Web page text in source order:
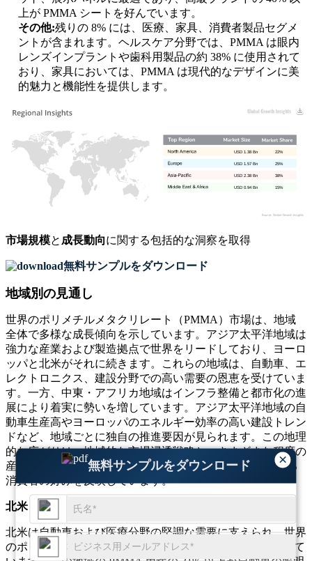
×
無料サンプルをダウンロード
上が PMMA シートを好んでいます。
その他:残りの 8% には、医療、家具、消費者製品セグメ
ントが含まれます。ヘルスケア分野では、PMMA は眼内
レンズインプラントや歯科用製品の約 38% に使用されて
おり、家具においては、PMMA は現代的なデザインに美
的魅力と機能性を提供します。
15%
USD 0.94 Bn
38%
USD 2.38 Bn
25%
USD 1.57 Bn
22%
USD 1.38 Bn
市場規模と 成長動向に関する包括的な洞察を取得
無料サンプルをダウンロード
地域別の見通し
世界のポリメチルメタクリレート（PMMA）市場は、地域
全体で多様な成長傾向を示しています。アジア太平洋地域は
強力な産業および製造拠点で世界をリードしており、ヨーロ
ッパと北米がそれに続きます。これらの地域は、自動車、エ
レクトロニクス、建設分野での高い需要の恩恵を受けていま
す。一方、中東・アフリカ地域はインフラ整備と都市化の進
展により着実に勢いを増しています。アジア太平洋地域の自
動車生産高やヨーロッパのエネルギー効率の高い建設トレン
ドなど、地域ごとに独自の推進要因が見られます。この地理
的な広がりは、地域的な市場浸透戦略と、さまざまな程度の
産業革新、原材料の入手可能性、PMMA の採用を形成する
消費者の好みを反映しています。
北米
北米は自動車および医療分野の堅調な需要に支えられ、世界
のポリメタクリル酸メチル（PMMA）市場の約22%を占めて